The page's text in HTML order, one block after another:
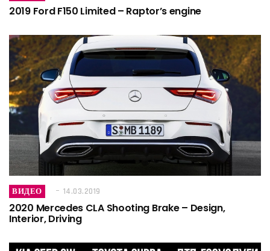
2019 Ford F150 Limited – Raptor’s engine
ВИДЕО 14.03.2019
2020 Mercedes CLA Shooting Brake – Design,
Interior, Driving